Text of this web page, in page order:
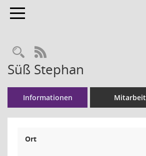
Toggle navigation
Rechercheauswahl
RSS-Feed
Süß Stephan
Informationen Mitarbeit
Ort